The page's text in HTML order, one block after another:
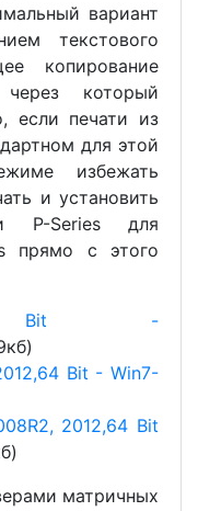
вариант
текстового
копирование
который
если печати из
для этой
избежать
и установить
P-Series для
прямо с этого
64 Bit -
Bit - Win7-
2012,64 Bit
матричных